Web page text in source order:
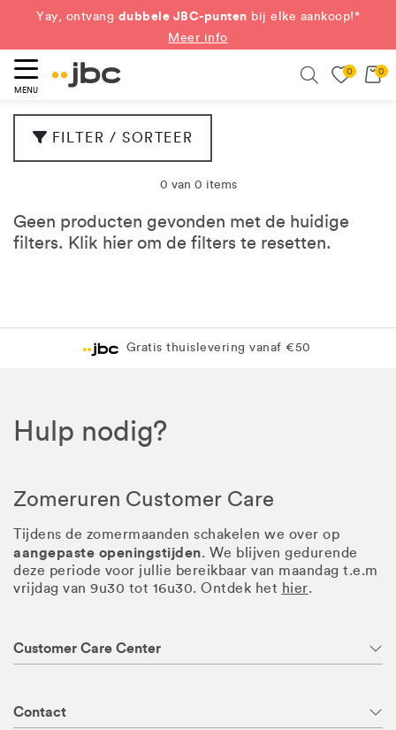
Yay, ontvang dubbele JBC-punten bij elke aankoop!*
Meer info
MENU
0 0
FILTER / SORTEER
0 van 0 items
Geen producten gevonden met de huidige
filters. Klik hier om de filters te resetten.
Gratis thuislevering vanaf €50
Hulp nodig?
Zomeruren Customer Care
Tijdens de zomermaanden schakelen we over op
aangepaste openingstijden. We blijven gedurende
deze periode voor jullie bereikbaar van maandag t.e.m
vrijdag van 9u30 tot 16u30. Ontdek het hier.
Customer Care Center
Contact